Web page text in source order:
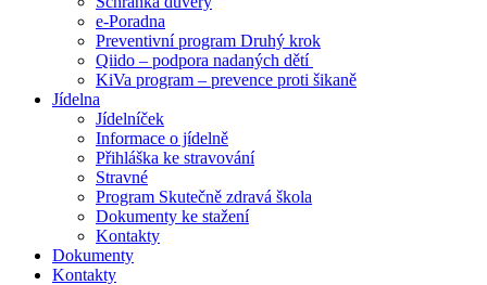
e-Poradna
Preventivní program Druhý krok
Qiido – podpora nadaných dětí
KiVa program – prevence proti šikaně
Jídelna
Jídelníček
Informace o jídelně
Přihláška ke stravování
Stravné
Program Skutečně zdravá škola
Dokumenty ke stažení
Kontakty
Dokumenty
Kontakty